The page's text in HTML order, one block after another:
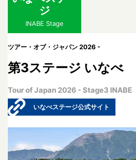
ジ
INABE Stage
ツアー・オブ・ジャパン 2026 -
第3ステージ いなべ
Tour of Japan 2026 - Stage3 INABE
いなべステージ公式サイト